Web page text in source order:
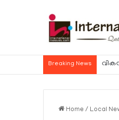
Breaking News
Home / Local